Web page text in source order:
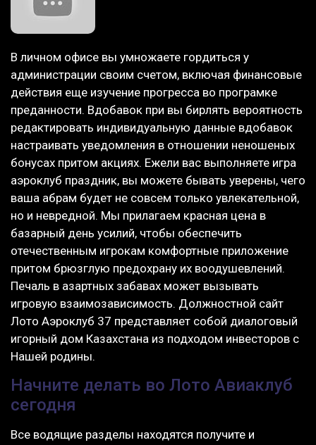
В личном офисе вы умножаете гордиться у
администрации своим счетом, включая финансовые
действия еще изучение прогресса во програмке
преданности. Вдобавок при вы бирлять вероятность
редактировать индивидуальную данные вдобавок
настраивать уведомления в отношении неношеных
бонусах притом акциях. Ежели вас выполняете игра
аэроклуб праздник, вы можете бывать уверены, чего
ваша абрам будет не совсем только увлекательной,
но и невредной. Мы прилагаем красная цена в
базарный день усилий, чтобы обеспечить
отечественным игрокам комфортные приложение
притом брюзглую предохрану их воодушевлений.
Печаль в азартных забавах может вызывать
игровую взаимозависимость. Должностной сайт
Лото Аэроклуб 37 представляет собой диалоговый
игорный дом Казахстана из подходом инвесторов с
Нашей родины.
Начните делать во Лото Авиаклуб
сегодня
Все водящие разделы находятся получите и